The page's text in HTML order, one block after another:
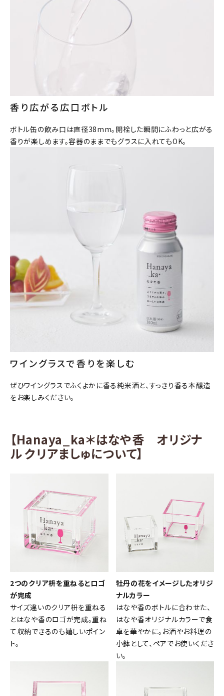
アルコール度数
香り広がる広口ボトル
ボトル缶の飲み口は直径38mm。開栓した瞬間にふわっと広がる
香りが楽しめます。容器のままでもグラスに入れてもOK。
ワイングラスで香りを楽しむ
ぜひワイングラスでふくよかに香る純米酒と、すっきり香る本醸造
をお楽しみください。
【Hanaya_ka＊はなや香 オリジナ
ル クリアましゅについて】
2つのクリア枡を重ねるとロゴ
が完成
サイズ違いのクリア枡を重ねる
とはなや香のロゴが完成。重ね
て収納できるのも嬉しいポイン
ト。
牡丹の花をイメージしたオリジ
ナルカラー
はなや香のボトルに合わせた、
はなや香オリジナルカラーで食
卓を華やかに。お酒やお料理の
小鉢として、ペアでお使いくださ
い。